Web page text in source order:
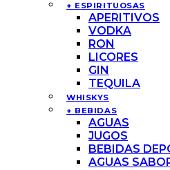
+ ESPIRITUOSAS
APERITIVOS
VODKA
RON
LICORES
GIN
TEQUILA
WHISKYS
+ BEBIDAS
AGUAS
JUGOS
BEBIDAS
AGUAS